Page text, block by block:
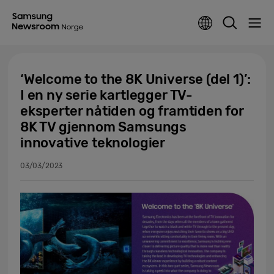
‘Welcome to the 8K Universe (del 1)’:
I en ny serie kartlegger TV-
eksperter nåtiden og framtiden for
8K TV gjennom Samsungs
innovative teknologier
03/03/2023